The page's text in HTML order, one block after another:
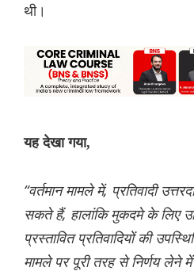
थी।
यह देखा गया,
“वर्तमान मामले में, प्रतिवादी
सकते हैं, हालांकि मुकदमे के लिए
प्रस्तावित प्रतिवादियों की
मामले पर पूरी तरह से निर्णय लेने में